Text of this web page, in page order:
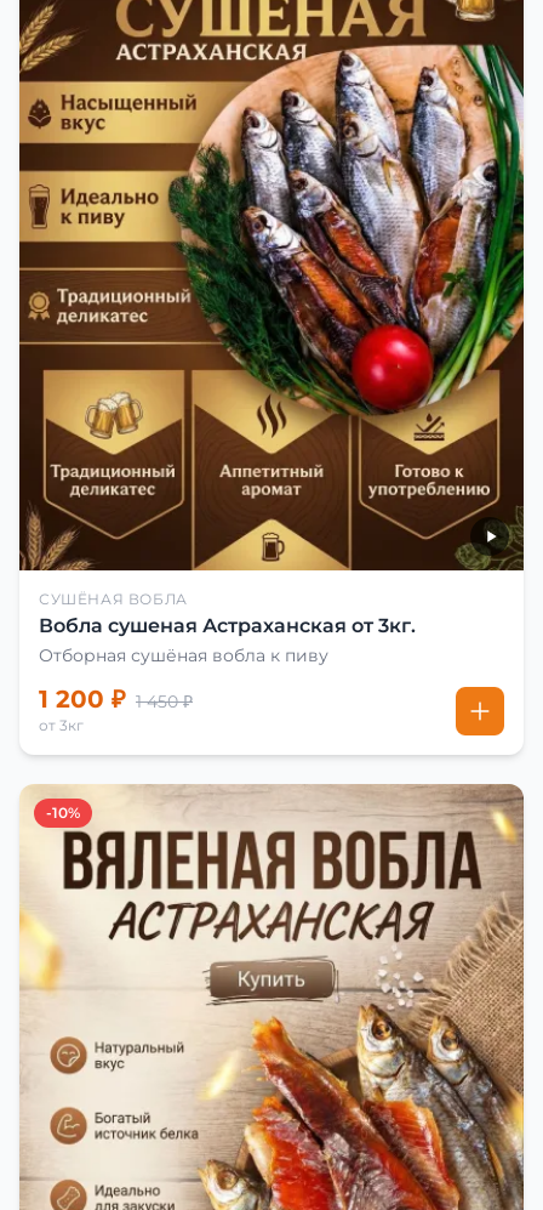
СУШЁНАЯ ВОБЛА
Вобла сушеная Астраханская от 3кг.
Отборная сушёная вобла к пиву
1 200 ₽ 1 450 ₽
от 3кг
-10%